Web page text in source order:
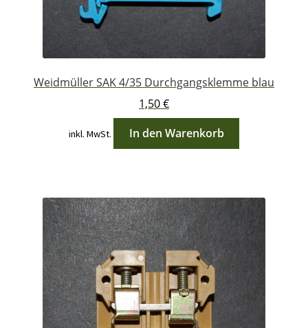
Weidmüller SAK 4/35 Durchgangsklemme blau
1,50€
inkl. MwSt. In den Warenkorb